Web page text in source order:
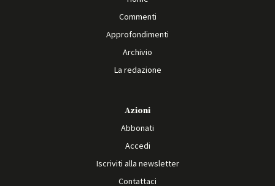
Commenti
Approfondimenti
Archivio
La redazione
Azioni
Abbonati
Accedi
Iscriviti alla newsletter
Contattaci